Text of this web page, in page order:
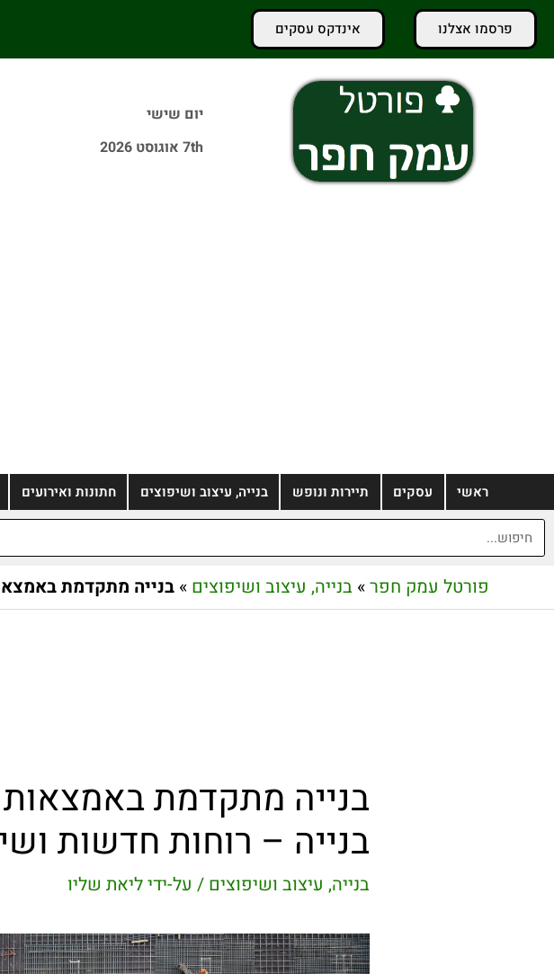
פרסמו אצלנו אינדקס עסקים
יום שישי
7th אוגוסט 2026
ראשי עסקים תיירות ונופש בנייה, עיצוב ושיפוצים חתונות ואירועים
פורטל עמק חפר» בנייה, עיצוב ושיפוצים » בנייה מתקדמת
בנייה מתקדמת באמצאות
בנייה – רוחות חדשות
בנייה, עיצוב ושיפוצים / על-ידיליאת שליו